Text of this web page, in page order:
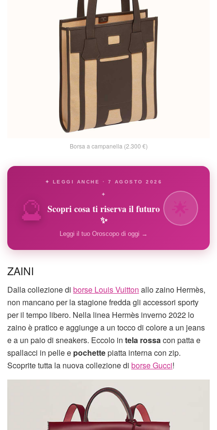
Borsa a campanella (2.300 €)
🔮
✦ LEGGI ANCHE · 7 AGOSTO 2026
✦
Scopri cosa ti riserva il futuro
✨
Leggi il tuo Oroscopo di oggi →
ZAINI
Dalla collezione di borse Louis Vuitton allo zaino Hermès,
non mancano per la stagione fredda gli accessori sporty
per il tempo libero. Nella linea Hermès inverno 2022 lo
zaino è pratico e aggiunge a un tocco di colore a un jeans
e a un paio di sneakers. Eccolo in tela rossacon patta e
spallacci in pelle e pochettepiatta interna con zip.
Scoprite tutta la nuova collezione di borse Gucci!